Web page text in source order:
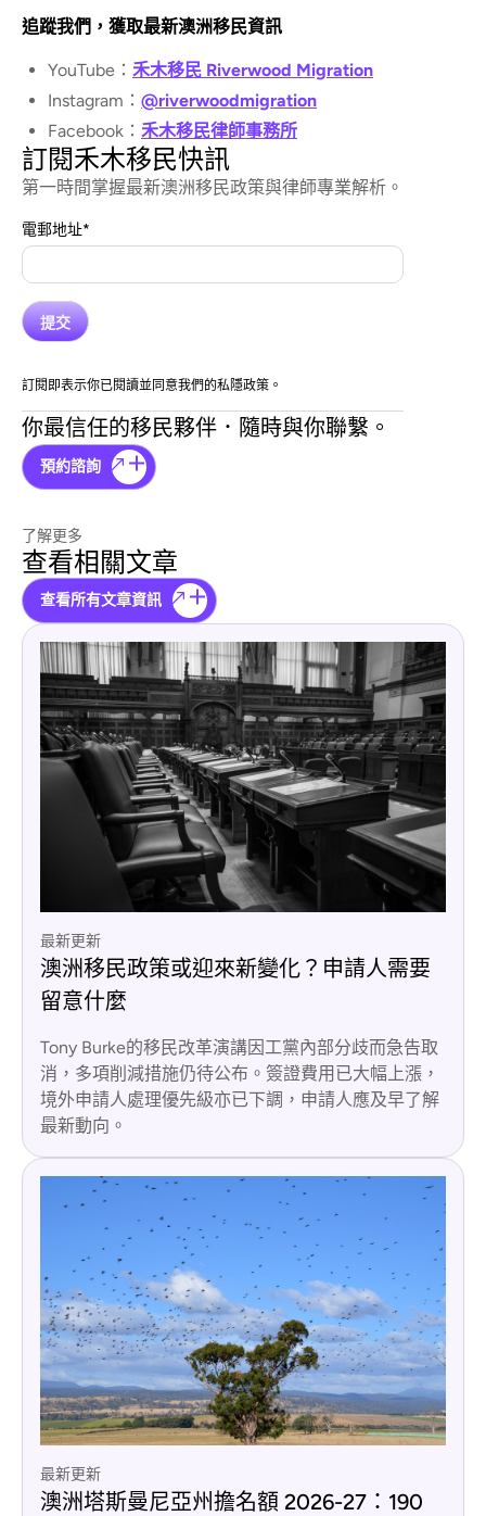
訂閱禾木移民快訊
第一時間掌握最新澳洲移民政策與律師專業解析。
電郵地址*
訂閱即表示你已閱讀並同意我們的私隱政策。
你最信任的移民夥伴．隨時與你聯繫。
預約諮詢
追蹤我們，獲取最新澳洲移民資訊
YouTube： 禾木移民 Riverwood Migration
Instagram： @riverwoodmigration
Facebook： 禾木移民律師事務所
了解更多
查看相關文章
查看所有文章資訊
最新更新
澳洲移民政策或迎來新變化？申請人需要
留意什麼
Tony Burke的移民改革演講因工黨內部分歧而急告取
消，多項削減措施仍待公布。簽證費用已大幅上漲，
境外申請人處理優先級亦已下調，申請人應及早了解
最新動向。
最新更新
澳洲塔斯曼尼亞州擔名額 2026-27：190